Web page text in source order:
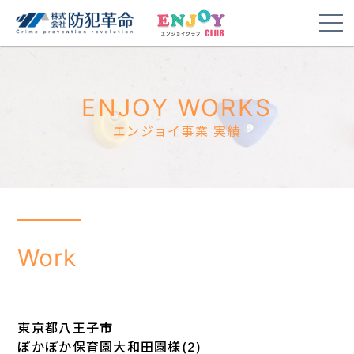
ENJOY WORKS
エンジョイ事業 実績
Work
東京都八王子市
ぽかぽか保育園大和田園様(2)